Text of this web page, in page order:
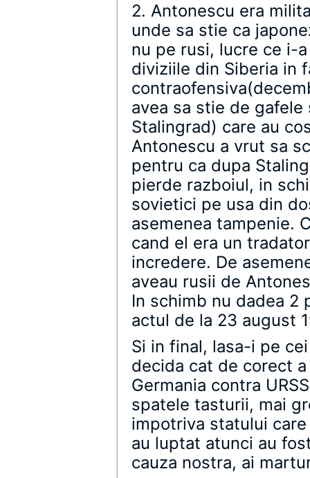
2. Antonescu era
unde sa stie ca
nu pe rusi, lucre ce i-
diviziile din Siberia in
avea sa stie de
Stalingrad) care au
Antonescu a vrut sa
pentru ca dupa
pierde razboiul, in
sovietici pe usa din
asemenea tampenie.
cand el era un
incredere. De
aveau rusii de
In schimb nu dadea 2
actul de la 23 august
Si in final, lasa-i pe
decida cat de corect
Germania contra
spatele tasturii, mai
impotriva statului
au luptat atunci au
cauza nostra, ai